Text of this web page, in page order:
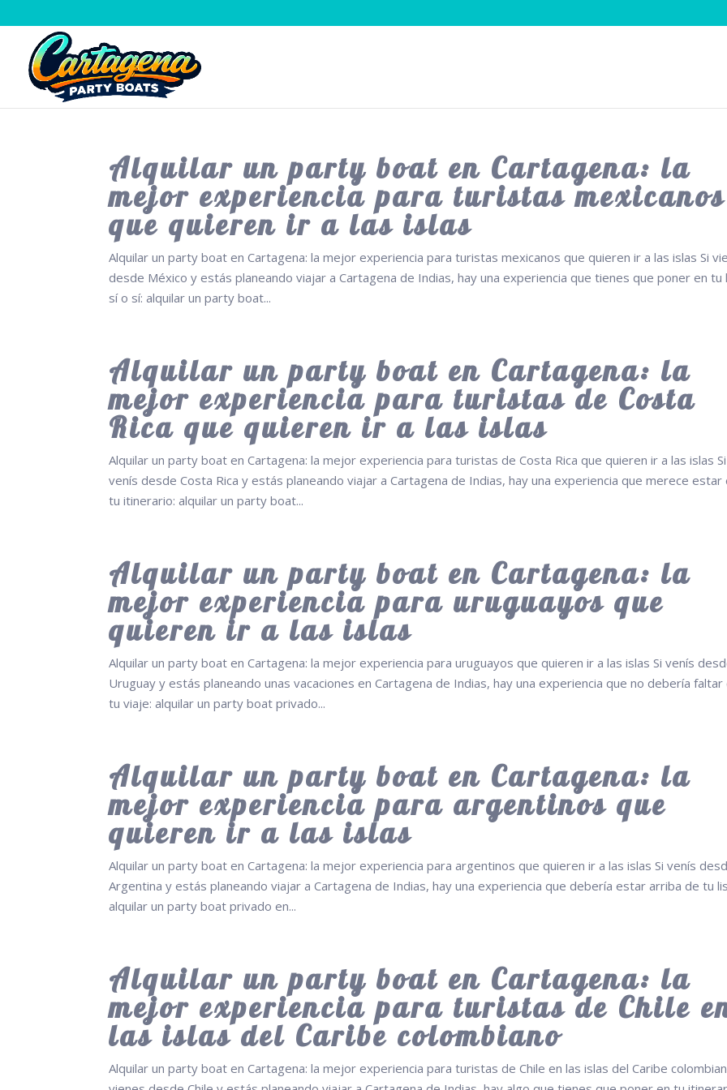
Alquilar un party boat en Cartagena: la
mejor experiencia para turistas mexicanos
que quieren ir a las islas
Alquilar un party boat en Cartagena: la mejor experiencia para turistas mexicanos que quieren ir a las islas Si
desde México y estás planeando viajar a Cartagena de Indias, hay una experiencia que tienes que poner en tu
sí o sí: alquilar un party boat...
Alquilar un party boat en Cartagena: la
mejor experiencia para turistas de Costa
Rica que quieren ir a las islas
Alquilar un party boat en Cartagena: la mejor experiencia para turistas de Costa Rica que quieren ir a las islas Si
venís desde Costa Rica y estás planeando viajar a Cartagena de Indias, hay una experiencia que merece estar
tu itinerario: alquilar un party boat...
Alquilar un party boat en Cartagena: la
mejor experiencia para uruguayos que
quieren ir a las islas
Alquilar un party boat en Cartagena: la mejor experiencia para uruguayos que quieren ir a las islas Si venís
Uruguay y estás planeando unas vacaciones en Cartagena de Indias, hay una experiencia que no debería faltar
tu viaje: alquilar un party boat privado...
Alquilar un party boat en Cartagena: la
mejor experiencia para argentinos que
quieren ir a las islas
Alquilar un party boat en Cartagena: la mejor experiencia para argentinos que quieren ir a las islas Si venís
Argentina y estás planeando viajar a Cartagena de Indias, hay una experiencia que debería estar arriba de tu
alquilar un party boat privado en...
Alquilar un party boat en Cartagena: la
mejor experiencia para turistas de Chile
las islas del Caribe colombiano
Alquilar un party boat en Cartagena: la mejor experiencia para turistas de Chile en las islas del Caribe